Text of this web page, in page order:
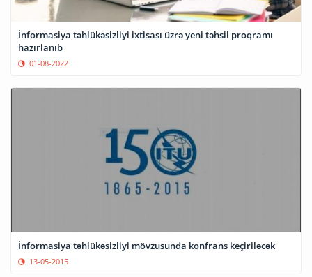
İnformasiya təhlükəsizliyi ixtisası üzrə yeni təhsil proqramı
hazırlanıb
01-08-2022
İnformasiya təhlükəsizliyi mövzusunda konfrans keçiriləcək
13-05-2015